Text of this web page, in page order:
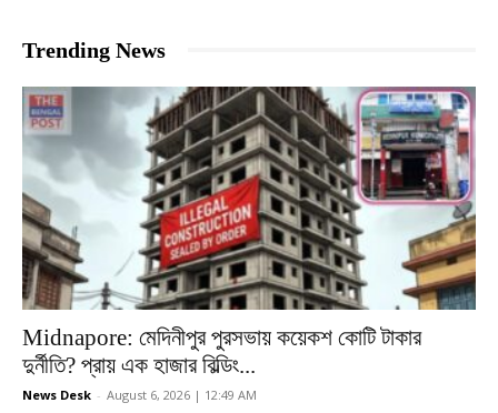
Trending News
Midnapore: মেদিনীপুর পুরসভায় কয়েকশ কোটি টাকার
দুর্নীতি? প্রায় এক হাজার বিল্ডিং...
News Desk - August 6, 2026 | 12:49 AM